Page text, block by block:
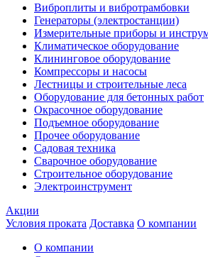
Виброплиты и вибротрамбовки
Генераторы (электростанции)
Измерительные приборы и
Климатическое оборудование
Клининговое оборудование
Компрессоры и насосы
Лестницы и строительные леса
Оборудование для бетонных работ
Окрасочное оборудование
Подъемное оборудование
Прочее оборудование
Садовая техника
Сварочное оборудование
Строительное оборудование
Электроинструмент
Акции
Условия проката Доставка О компании
О компании